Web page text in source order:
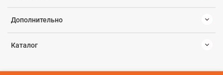
Дополнительно
Каталог